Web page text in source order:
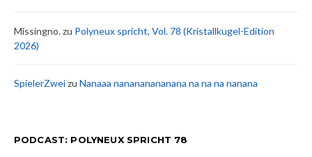
Missingno.zu Polyneux spricht, Vol. 78 (Kristallkugel-Edition
2026)
SpielerZweizu Nanaaa nanananananana na na na nanana
PODCAST: POLYNEUX SPRICHT 78